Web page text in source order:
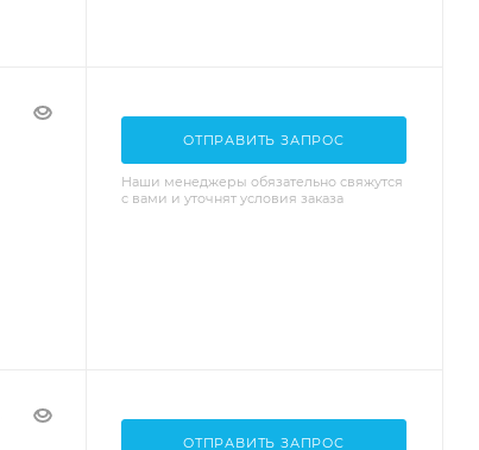
ОТПРАВИТЬ ЗАПРОС
Наши менеджеры обязательно свяжутся
с вами и уточнят условия заказа
ОТПРАВИТЬ ЗАПРОС